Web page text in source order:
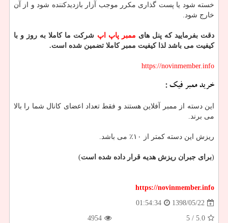
خسته شود یا پست گذاری مکرر موجب آزار بازدیدکننده شود و از آن
خارج شود.
دقت بفرمایید که پنل های ممبر پاپ اپ شرکت ما کاملا به روز و با
کیفیت می باشد لذا کیفیت ممبر کاملا تضمین شده است.
https://novinmember.info
خرید ممبر فیک :
این دسته از ممبر آفلاین هستند و فقط تعداد اعضای کانال شما را بالا
می برند.
ریزش این دسته کمتر از ۱۰٪ می باشد.
(برای جبران ریزش هدیه قرار داده شده است)
https://novinmember.info
1398/05/22
01:54:34
5.0
/ 5
4954